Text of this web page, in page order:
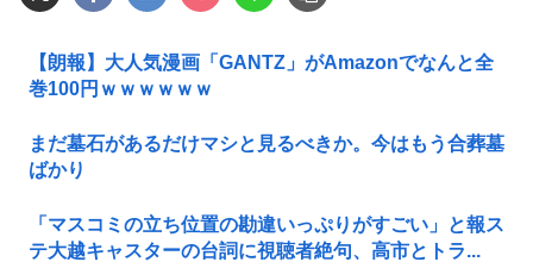
【朗報】大人気漫画「GANTZ」がAmazonでなんと全
巻100円ｗｗｗｗｗｗ
まだ墓石があるだけマシと見るべきか。今はもう合葬墓
ばかり
「マスコミの立ち位置の勘違いっぷりがすごい」と報ス
テ大越キャスターの台詞に視聴者絶句、高市とトラ...